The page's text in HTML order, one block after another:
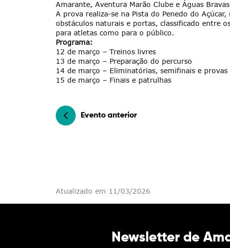
Termo de Pesquisa
Categorias gerais
Amarante, Aventura Marão Clube e Águas
A prova realiza-se na Pista do Penedo do
obstáculos naturais e portas, classificado entre
para atletas como para o público.
Programa:
12 de março – Treinos livres
13 de março – Preparação do percurso
14 de março – Eliminatórias, semifinais e
15 de março – Finais e patrulhas
Evento anterior
Atualizado em 11/03/2026
Newsletter de